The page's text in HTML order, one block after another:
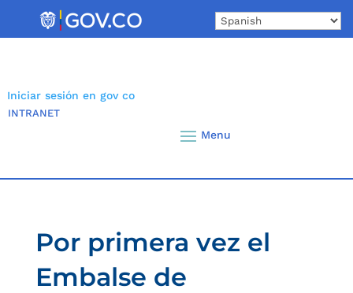
Iniciar sesión en gov co
INTRANET
Por primera vez el
Embalse de